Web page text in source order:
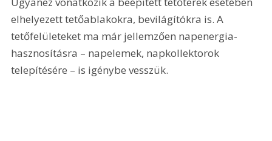
elhelyezett tetőablakokra, bevilágítókra is. A
tetőfelületeket ma már jellemzően napenergia-
hasznosításra – napelemek, napkollektorok
telepítésére – is igénybe vesszük.